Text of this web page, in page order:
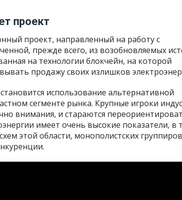
проект
проект, направленный на работу с
прежде всего, из возобновляемых
на технологии блокчейн, на которой
продажу своих излишков
использование альтернативной
сегменте рынка. Крупные игроки
внимания, и стараются
имеет очень высокие показатели, в
этой области, монополистских